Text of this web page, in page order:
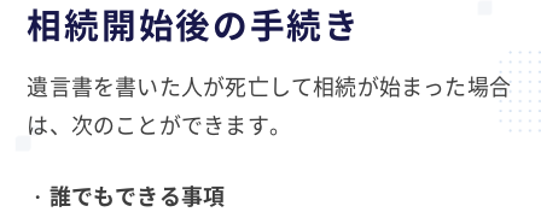
相続開始後の手続き
遺言書を書いた人が死亡して相続が始まった場合
は、次のことができます。
・ 誰でもできる事項